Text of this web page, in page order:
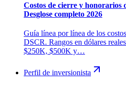
Costos de cierre y honorarios
Desglose completo 2026
Guía línea por línea de los
DSCR. Rangos en dólares
$250K, $500K y…
Perfil de inversionista